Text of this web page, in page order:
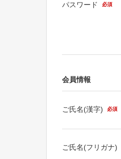
パスワード 必須
会員情報
ご氏名(漢字) 必須
ご氏名(フリガナ)